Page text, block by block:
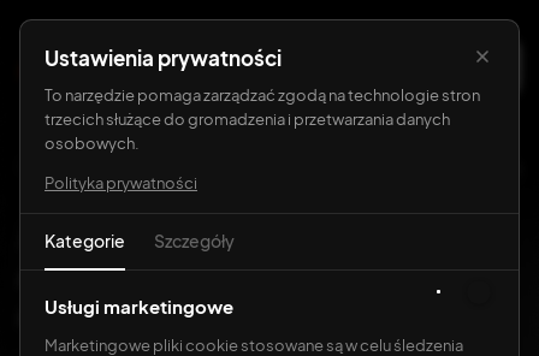
Ustawienia prywatności
To narzędzie pomaga zarządzać zgodą na technologie stron
trzecich służące do gromadzenia i przetwarzania danych
osobowych.
Polityka prywatności
Kategorie Szczegóły
Usługi marketingowe
Marketingowe pliki cookie stosowane są w celu śledzenia
O nas
Oferta
Realizacje
Blog
Jak wygląda utrzymanie strony w
Astro - co należy do Ciebie, a co do
agencji